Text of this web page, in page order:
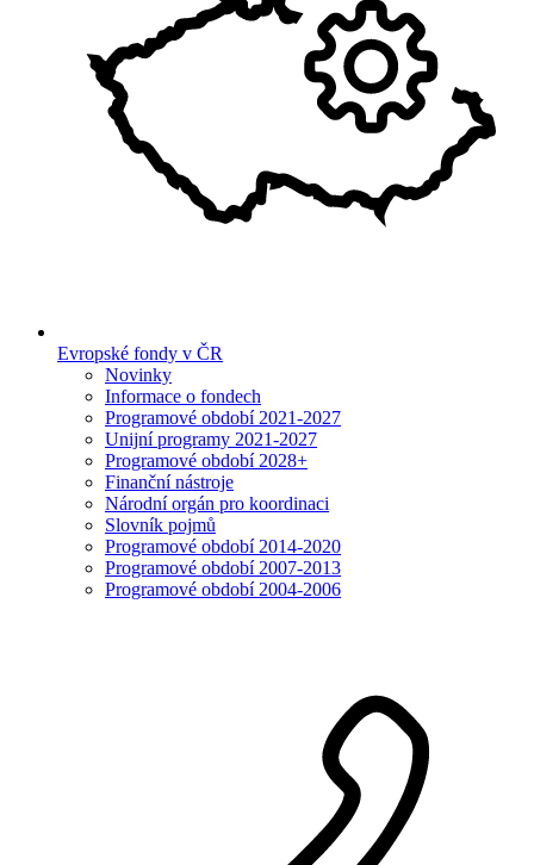
Evropské fondy v ČR
Novinky
Informace o fondech
Programové období 2021-2027
Unijní programy 2021-2027
Programové období 2028+
Finanční nástroje
Národní orgán pro koordinaci
Slovník pojmů
Programové období 2014-2020
Programové období 2007-2013
Programové období 2004-2006